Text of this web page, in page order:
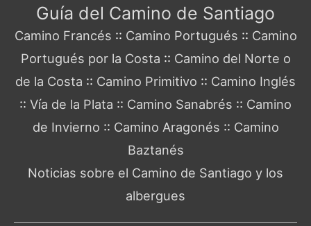
Guía del Camino de Santiago
Camino Francés :: Camino Portugués :: Camino
Portugués por la Costa :: Camino del Norte o
de la Costa :: Camino Primitivo :: Camino Inglés
:: Vía de la Plata :: Camino Sanabrés :: Camino
de Invierno :: Camino Aragonés :: Camino
Baztanés
Noticias sobre el Camino de Santiago y los
albergues